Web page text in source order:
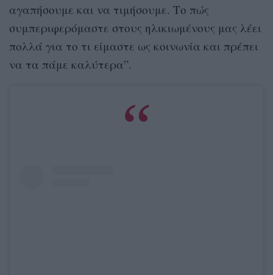
αγαπήσουμε και να τιμήσουμε. Το πώς
συμπεριφερόμαστε στους ηλικιωμένους μας λέει
πολλά για το τι είμαστε ως κοινωνία και πρέπει
να τα πάμε καλύτερα”.